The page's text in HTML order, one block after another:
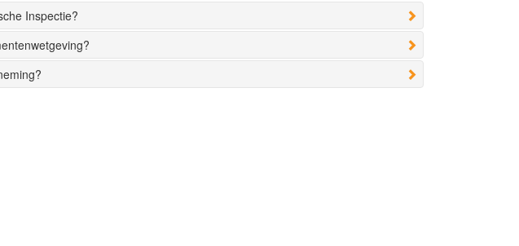
Inspectie?